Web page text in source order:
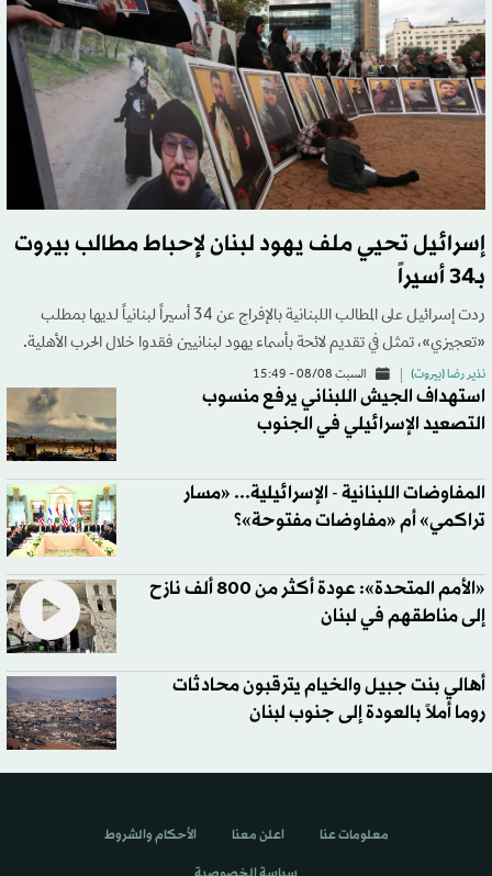
إسرائيل تحيي ملف يهود لبنان لإحباط مطالب بيروت
بـ34 أسيراً
ردت إسرائيل على المطالب اللبنانية بالإفراج عن 34 أسيراً لبنانياً لديها بمطلب
«تعجيزي»، تمثل في تقديم لائحة بأسماء يهود لبنانيين فقدوا خلال الحرب الأهلية.
نذير رضا (بيروت) السبت 08/08 - 15:49
استهداف الجيش اللبناني يرفع منسوب
التصعيد الإسرائيلي في الجنوب
المفاوضات اللبنانية - الإسرائيلية... «مسار
تراكمي» أم «مفاوضات مفتوحة»؟
«الأمم المتحدة»: عودة أكثر من 800 ألف نازح
إلى مناطقهم في لبنان
أهالي بنت جبيل والخيام يترقبون محادثات
روما أملاً بالعودة إلى جنوب لبنان
معلومات عنا اعلن معنا الأحكام والشروط